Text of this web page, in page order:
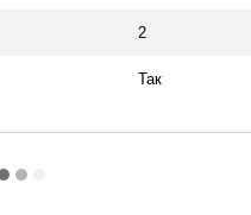
2
Так